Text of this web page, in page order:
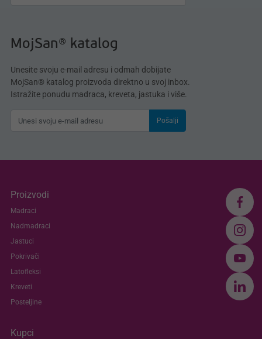
MojSan® katalog
Unesite svoju e-mail adresu i odmah dobijate
MojSan® katalog proizvoda direktno u svoj inbox.
Istražite ponudu madraca, kreveta, jastuka i više.
Pošalji
Proizvodi
Madraci
Nadmadraci
Jastuci
Pokrivači
Latofleksi
Kreveti
Posteljine
Kupci